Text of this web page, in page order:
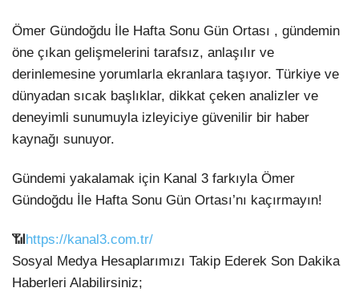
Ömer Gündoğdu İle Hafta Sonu Gün Ortası , gündemin
öne çıkan gelişmelerini tarafsız, anlaşılır ve
derinlemesine yorumlarla ekranlara taşıyor. Türkiye ve
dünyadan sıcak başlıklar, dikkat çeken analizler ve
deneyimli sunumuyla izleyiciye güvenilir bir haber
kaynağı sunuyor.
Gündemi yakalamak için Kanal 3 farkıyla Ömer
Gündoğdu İle Hafta Sonu Gün Ortası’nı kaçırmayın!
📶 https://kanal3.com.tr/
Sosyal Medya Hesaplarımızı Takip Ederek Son Dakika
Haberleri Alabilirsiniz;